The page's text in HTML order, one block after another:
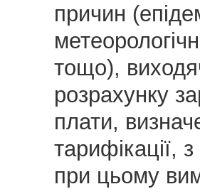
причин
тощо),
розрахунку
плати,
тарифікації,
при цьому